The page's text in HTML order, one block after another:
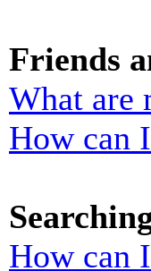
Friends
What are
How can
How can